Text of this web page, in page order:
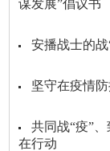
谋发展”倡议书
安播战士的战
坚守在疫情
共同战“疫”
在行动